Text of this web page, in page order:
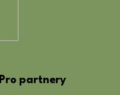
Pro partnery